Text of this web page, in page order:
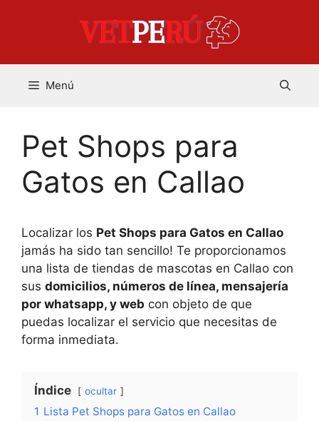
Menú
Pet Shops para
Gatos en Callao
Localizar los Pet Shops para Gatos en Callao
jamás ha sido tan sencillo! Te proporcionamos
una lista de tiendas de mascotas en Callao con
sus domicilios, números de línea, mensajería
por whatsapp, y web con objeto de que
puedas localizar el servicio que necesitas de
forma inmediata.
Índice ocultar
1 Lista Pet Shops para Gatos en Callao